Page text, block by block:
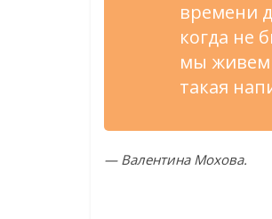
времени
когда не
мы живем
такая
— Валентина Мохова.